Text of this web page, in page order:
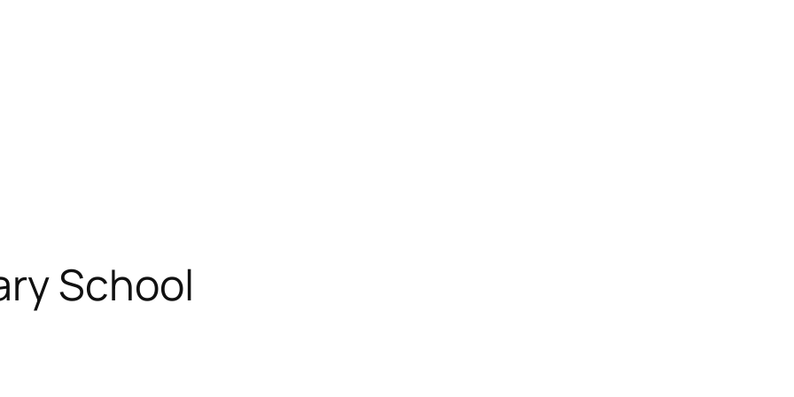
School